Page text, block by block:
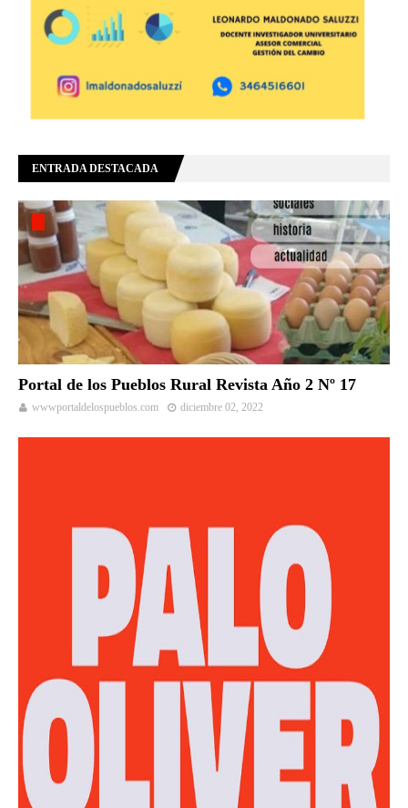
ENTRADA DESTACADA
Portal de los Pueblos Rural Revista Año 2 Nº 17
wwwportaldelospueblos.com diciembre 02, 2022